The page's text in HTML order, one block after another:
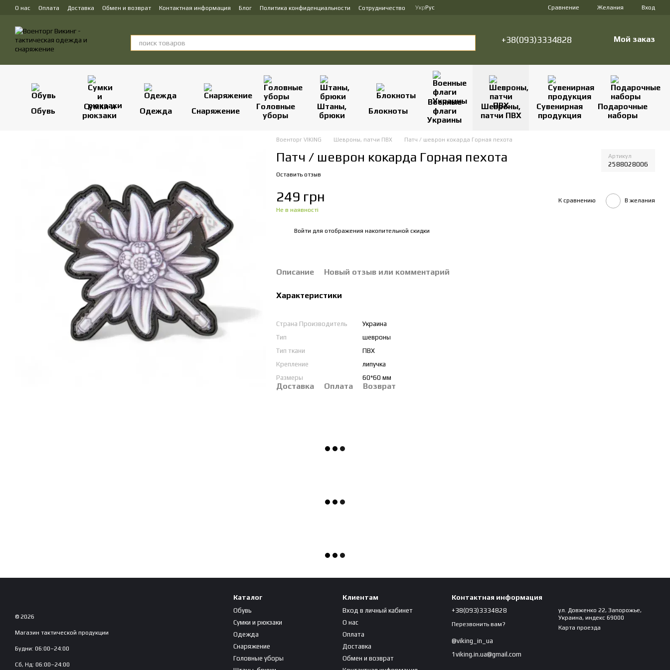
Перейти к основному контенту
О нас Оплата Доставка Обмен и возврат Контактная информация Блог Политика конфиденциальности Сотрудничество УкрРус Сравнение Желания Вход
+38(093)3334828 Мой заказ
Обувь
Сумки и
рюкзаки
Одежда Снаряжение
Головные
уборы
Штаны,
брюки
Блокноты
Военные
флаги
Украины
Шевроны,
патчи ПВХ
Сувенирная
продукция
Подарочные
наборы
Военторг VIKING Шевроны, патчи ПВХ Патч / шеврон кокарда Горная пехота
Патч / шеврон кокарда Горная пехота Артикул
2588028006
Оставить отзыв
249 грн
Не в наявності
К сравнению В желания
Войти для отображения накопительной скидки
Описание Новый отзыв или комментарий
Характеристики
Страна Производитель
Украина
Тип
шевроны
Тип ткани
ПВХ
Крепление
липучка
Размеры
60*60 мм
Доставка Оплата Возврат
© 2026
Магазин тактической продукции
Будни: 06:00–24:00
Сб, Нд: 06:00–24:00
Каталог
Обувь
Сумки и рюкзаки
Одежда
Снаряжение
Головные уборы
Клиентам
Вход в личный кабинет
О нас
Оплата
Доставка
Обмен и возврат
Контактная информация
+38(093)3334828
Перезвонить вам?
@viking_in_ua
1viking.in.ua@gmail.com
ул. Довженко 22, Запорожье,
Украина, индекс 69000
Карта проезда